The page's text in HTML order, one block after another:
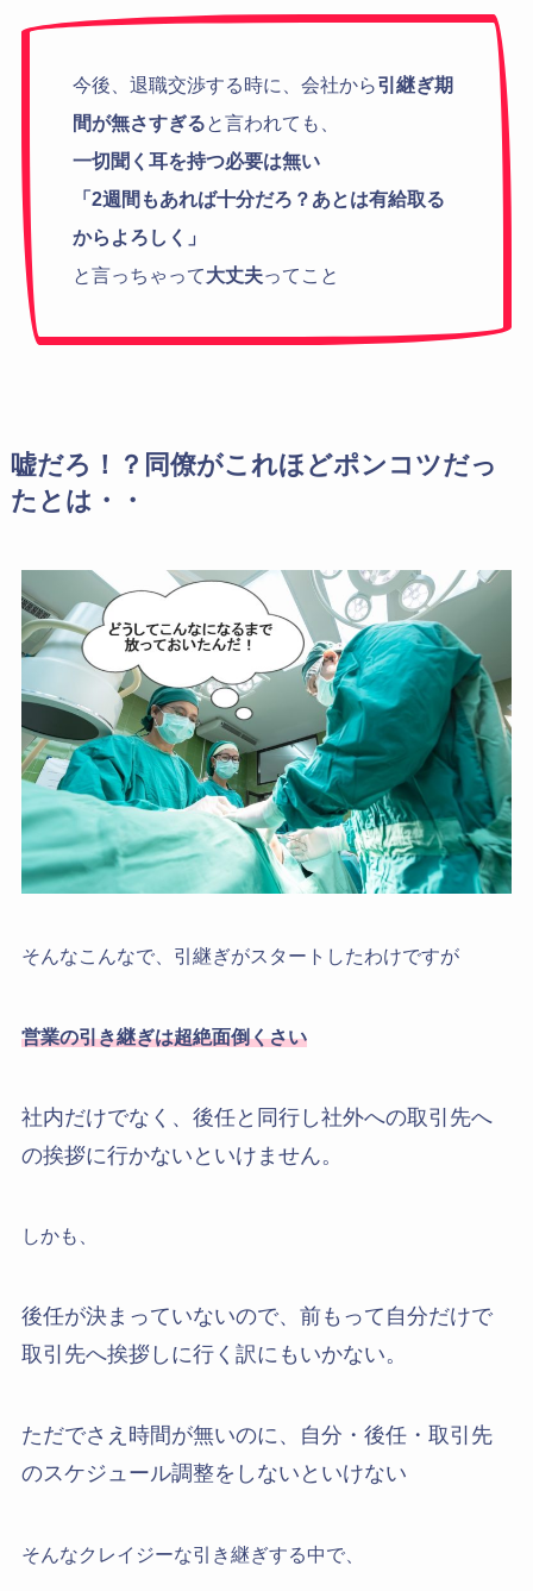
今後、退職交渉する時に、会社から引継ぎ期
間が無さすぎると言われても、
一切聞く耳を持つ必要は無い
「2週間もあれば十分だろ？あとは有給取る
からよろしく」
と言っちゃって大丈夫ってこと
嘘だろ！？同僚がこれほどポンコツだっ
たとは・・
そんなこんなで、引継ぎがスタートしたわけですが
営業の引き継ぎは超絶面倒くさい
社内だけでなく、後任と同行し社外への取引先へ
の挨拶に行かないといけません。
しかも、
後任が決まっていないので、前もって自分だけで
取引先へ挨拶しに行く訳にもいかない。
ただでさえ時間が無いのに、自分・後任・取引先
のスケジュール調整をしないといけない
そんなクレイジーな引き継ぎする中で、